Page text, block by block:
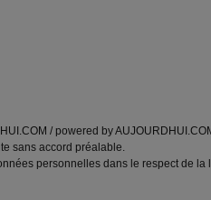
/ powered by
sans accord préalable.
personnelles dans le respect de